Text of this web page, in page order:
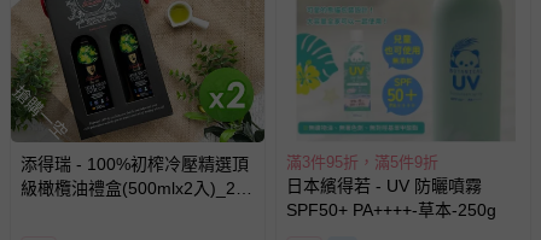
搶購一空
添得瑞 - 100%初榨冷壓精選頂
級橄欖油禮盒(500mlx2入)_2
滿3件95折，滿5件9折
日本繽得若 - UV 防曬噴霧
SPF50+ PA++++-草本-250g